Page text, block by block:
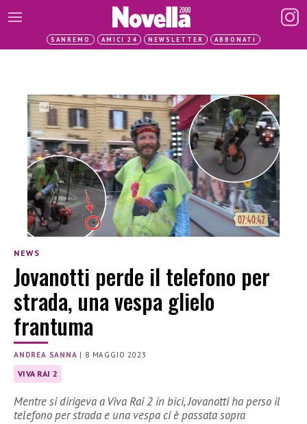
SANREMO AMICI 24 NEWSLETTER ABBONATI
NEWS
Jovanotti perde il telefono per
strada, una vespa glielo
frantuma
ANDREA SANNA | 8 MAGGIO 2023
VIVA RAI 2
Mentre si dirigeva a Viva Rai 2 in bici, Jovanotti ha perso il
telefono per strada e una vespa ci è passata sopra